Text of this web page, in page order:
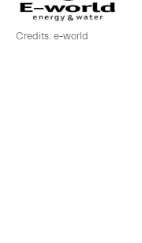
Credits: e-world